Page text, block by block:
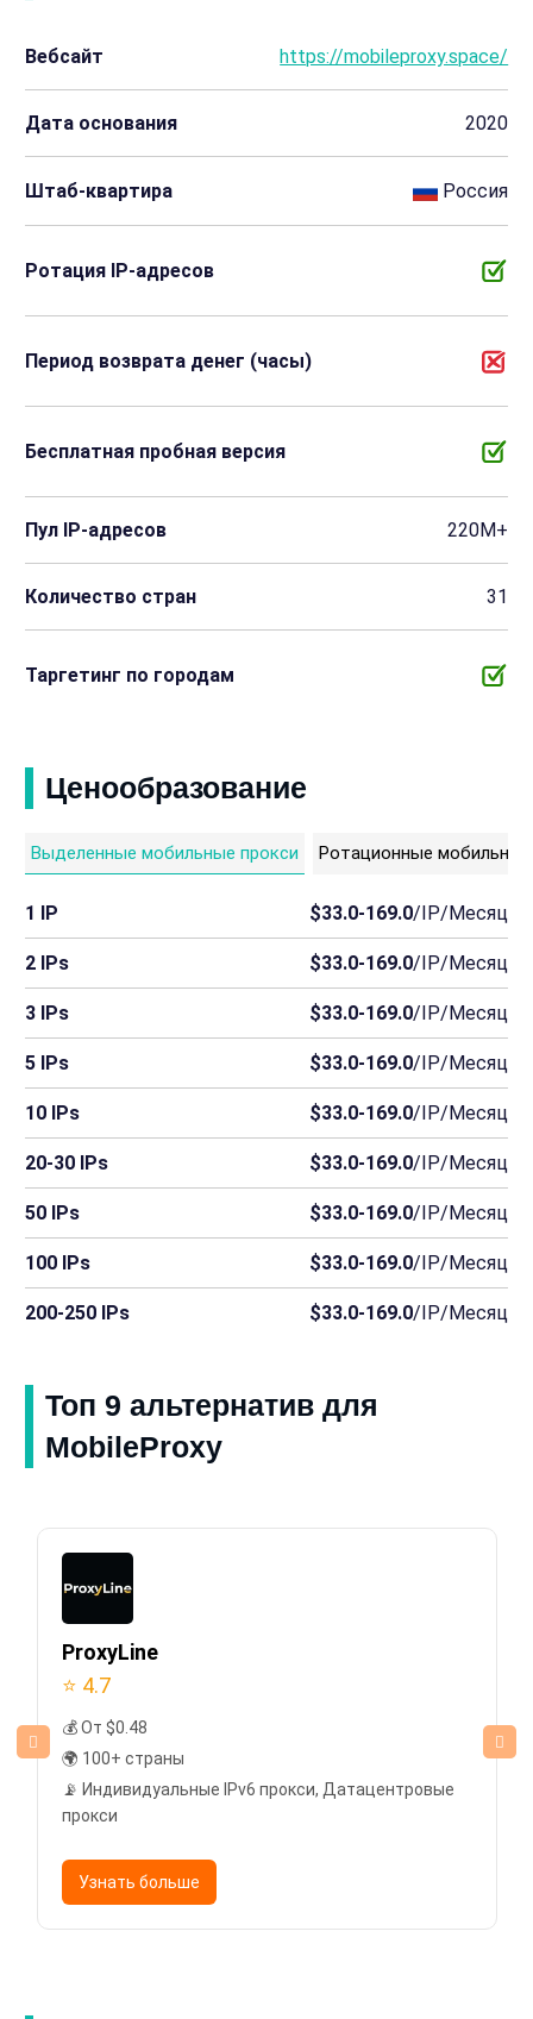
Вебсайт https://mobileproxy.space/
Дата основания 2020
Штаб-квартира Россия
Ротация IP-адресов
Период возврата денег (часы)
Бесплатная пробная версия
Пул IP-адресов 220M+
Количество стран 31
Таргетинг по городам
Ценообразование
Выделенные мобильные прокси Ротационные мобильные
1 IP $33.0-169.0/IP/Месяц
2 IPs $33.0-169.0/IP/Месяц
3 IPs $33.0-169.0/IP/Месяц
5 IPs $33.0-169.0/IP/Месяц
10 IPs $33.0-169.0/IP/Месяц
20-30 IPs $33.0-169.0/IP/Месяц
50 IPs $33.0-169.0/IP/Месяц
100 IPs $33.0-169.0/IP/Месяц
200-250 IPs $33.0-169.0/IP/Месяц
Топ 9 альтернатив для
MobileProxy
ProxyLine
⭐ 4.7
💰 От $0.48
🌍 100+ страны
📡 Индивидуальные IPv6 прокси, Датацентровые
прокси
Узнать больше